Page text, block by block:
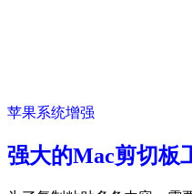
苹果系统增强
强大的Mac剪切板